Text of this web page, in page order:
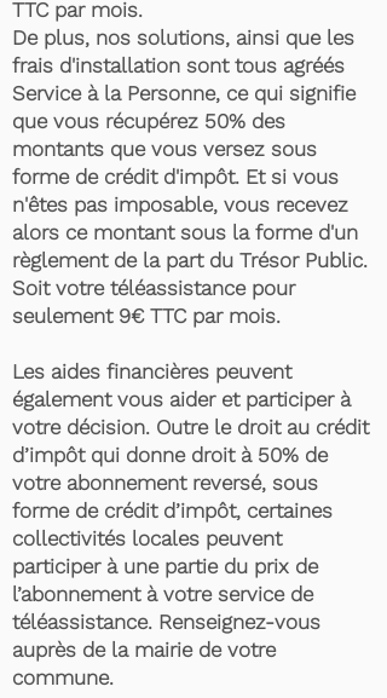
TTC par mois.
De plus, nos solutions, ainsi que les
frais d'installation sont tous agréés
Service à la Personne, ce qui signifie
que vous récupérez 50% des
montants que vous versez sous
forme de crédit d'impôt. Et si vous
n'êtes pas imposable, vous recevez
alors ce montant sous la forme d'un
règlement de la part du Trésor Public.
Soit votre téléassistance pour
seulement 9€ TTC par mois.
Les aides financières peuvent
également vous aider et participer à
votre décision. Outre le droit au crédit
d’impôt qui donne droit à 50% de
votre abonnement reversé, sous
forme de crédit d’impôt, certaines
collectivités locales peuvent
participer à une partie du prix de
l’abonnement à votre service de
téléassistance. Renseignez-vous
auprès de la mairie de votre
commune.